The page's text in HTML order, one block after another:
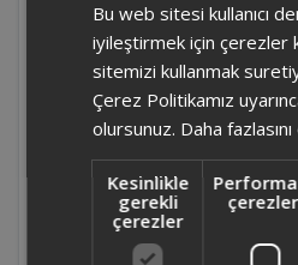
AR2094 - Arzum Tostçu
Tost Makinesi Tek taraflı
kapak nasıl konumlandırılır?
AR2094 - Arzum Tostçu
Tost Makinesi Çift taraflı
yiyecekler çevrilmeli midir?
Bu web sitesi kullanıcı
iyileştirmek için çerezler
sitemizi kullanmak
Çerez Politikamız
olursunuz. Daha
Kesinlikle
gerekli
çerezler